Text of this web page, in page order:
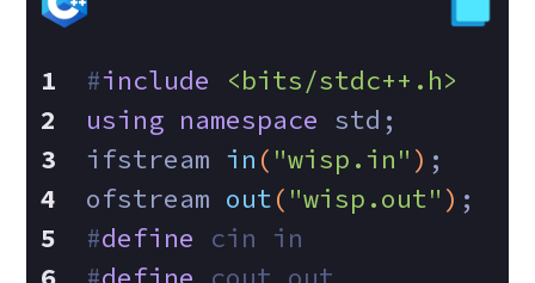
#include
<bits/stdc++.h>
using namespace std;
ifstream in ( "wisp.in" ) ;
ofstream out( "wisp.out" ) ;
#define cin in